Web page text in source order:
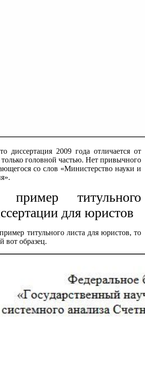
диссертация 2009 года отличается от
головной частью. Нет привычного
со слов «Министерство науки и
пример титульного
для юристов
титульного листа для юристов, то
вот образец.